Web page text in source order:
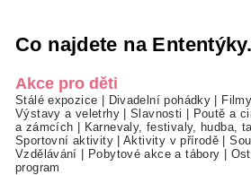
Co najdete na
Akce pro děti
Stálé expozice Divadelní pohádky
Výstavy a veletrhy|Slavnosti Poutě a
a zámcích
Karnevaly, festivaly, hudba,
Sportovní aktivity|Aktivity v přírodě |
Vzdělávání
Pobytové akce a tábory
program